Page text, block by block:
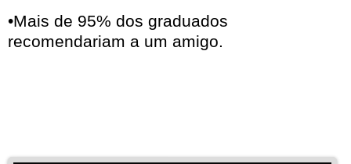
•Mais de 95% dos graduados
recomendariam a um amigo.